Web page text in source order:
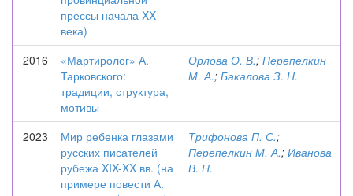
прессы начала XX
века)
2016
«Мартиролог» А.
Тарковского:
традиции, структура,
мотивы
Орлова О. В.; Перепелкин
М. А.; Бакалова З. Н.
2023
Мир ребенка глазами
русских писателей
рубежа XIX-XX вв. (на
примере повести А.
Трифонова П. С.;
Перепелкин М. А.; Иванова
В. Н.